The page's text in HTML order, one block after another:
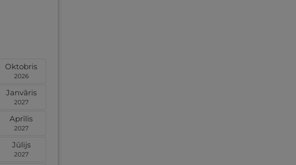
Oktobris
2026
Janvāris
2027
Aprīlis
2027
Jūlijs
2027